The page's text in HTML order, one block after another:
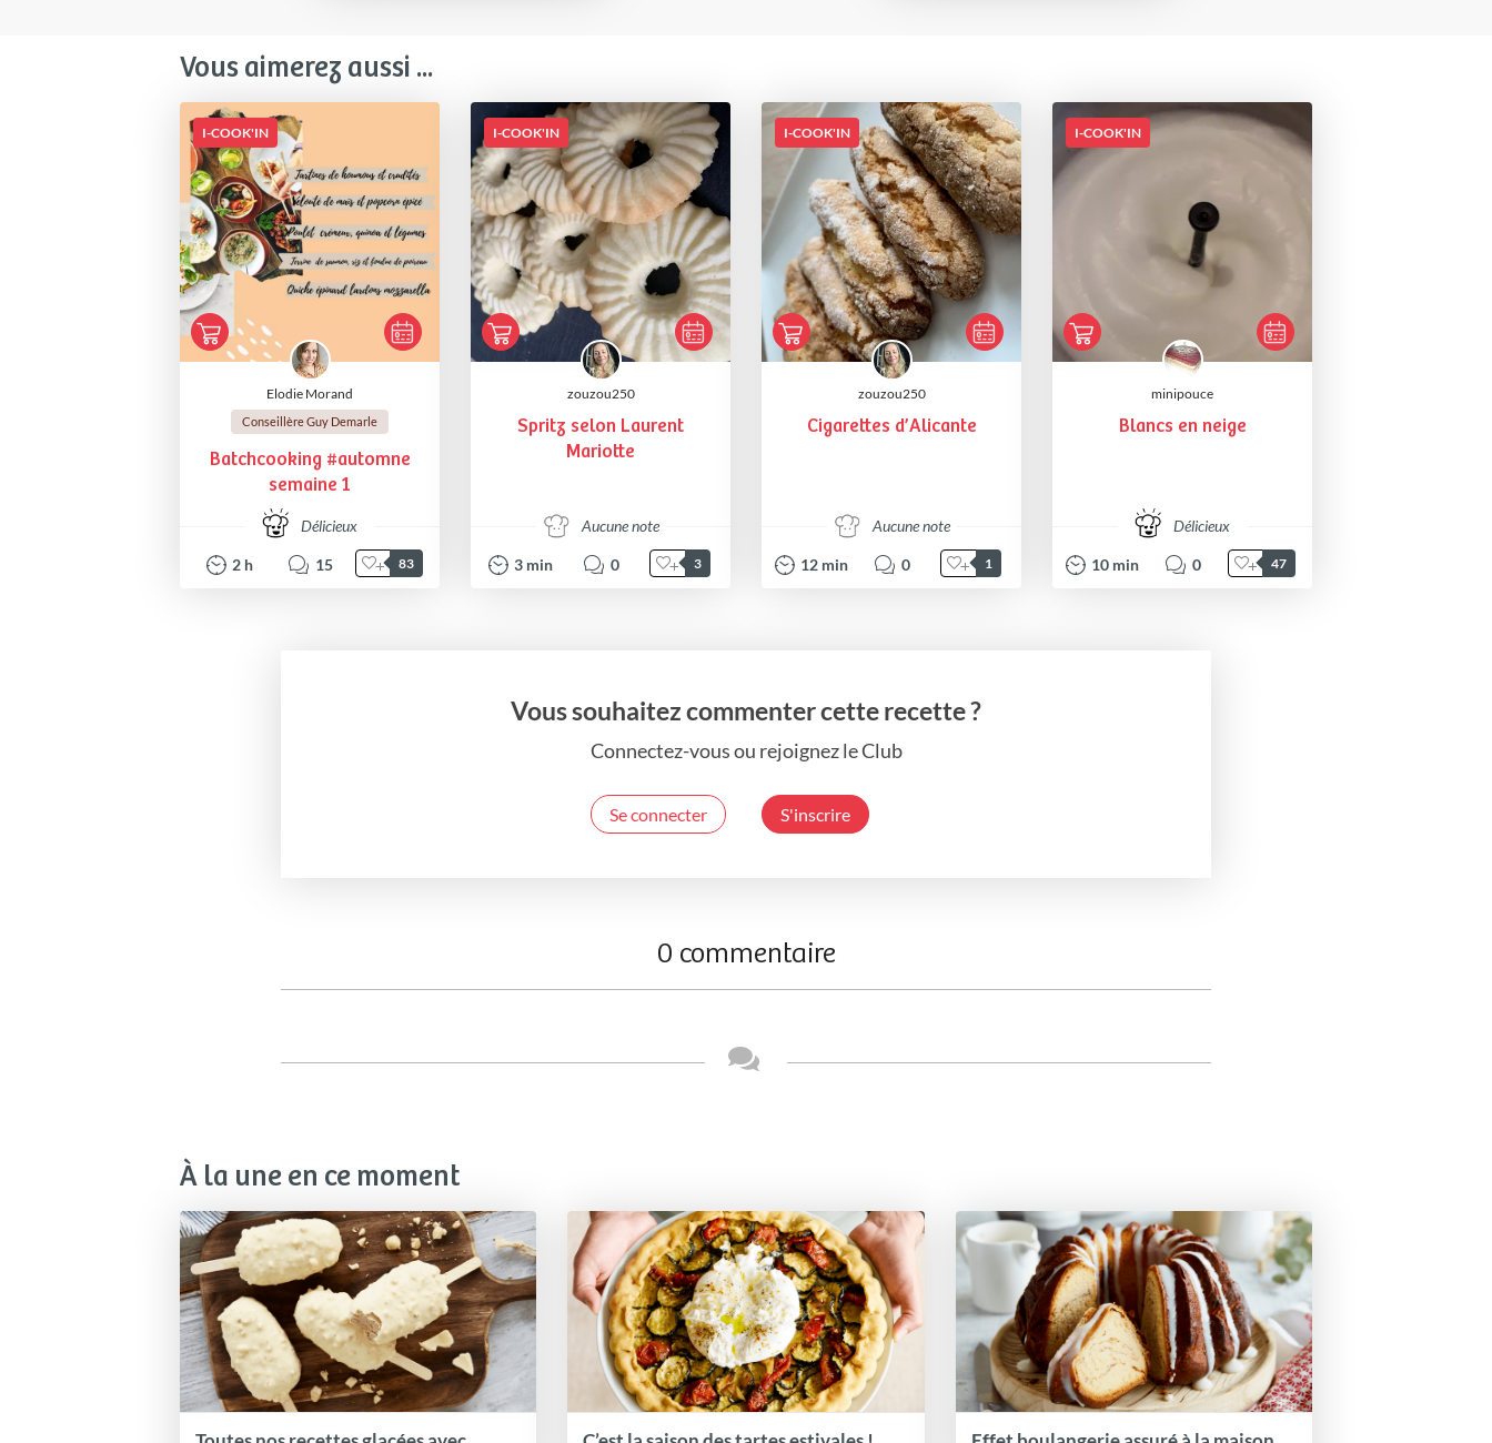
Vous aimerez aussi ...
I-COOK'IN
Elodie Morand
Conseillère Guy Demarle
Batchcooking #automne
semaine 1
Délicieux
2 h 15 83
I-COOK'IN
zouzou250
Spritz selon Laurent
Mariotte
Aucune note
3 min 0 3
I-COOK'IN
zouzou250
Cigarettes d’Alicante
Aucune note
12 min 0 1
I-COOK'IN
minipouce
Blancs en neige
Délicieux
10 min 0 47
Vous souhaitez commenter cette recette ?
Connectez-vous ou rejoignez le Club
Se connecter S'inscrire
0 commentaire
À la une en ce moment